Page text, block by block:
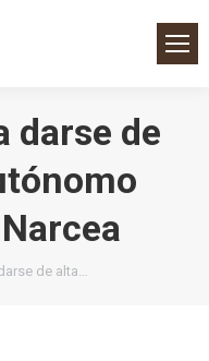
darse de
de alta…